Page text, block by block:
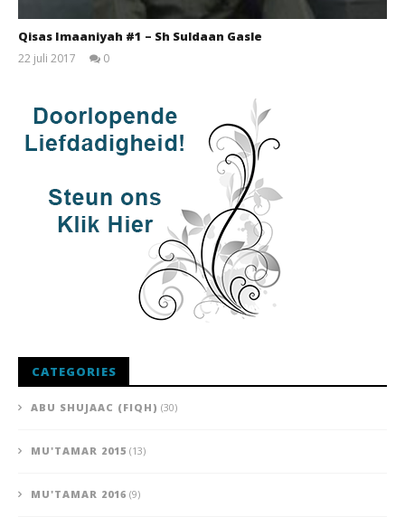
Qisas Imaaniyah #1 – Sh Suldaan Gasle
22 juli 2017
0
CATEGORIES
ABU SHUJAAC (FIQH) (30)
MU'TAMAR 2015 (13)
MU'TAMAR 2016 (9)